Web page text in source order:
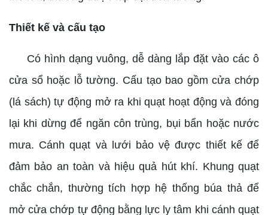
Thiết kế và cấu tạo
Có hình dạng vuông, dễ dàng lắp đặt vào các ô
cửa sổ hoặc lỗ tường. Cấu tạo bao gồm cửa chớp
(lá sách) tự động mở ra khi quạt hoạt động và đóng
lại khi dừng để ngăn côn trùng, bụi bẩn hoặc nước
mưa. Cánh quạt và lưới bảo vệ được thiết kế để
đảm bảo an toàn và hiệu quả hút khí. Khung quạt
chắc chắn, thường tích hợp hệ thống búa thả để
mở cửa chớp tự động bằng lực ly tâm khi cánh quạt